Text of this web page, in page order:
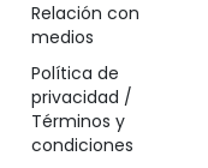
Relación con
medios
Política de
privacidad /
Términos y
condiciones